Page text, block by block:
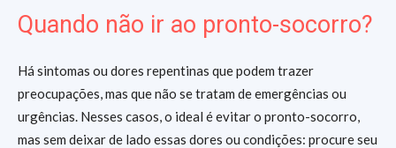
Quando não ir ao pronto-socorro?
Há sintomas ou dores repentinas que podem trazer
preocupações, mas que não se tratam de emergências ou
urgências. Nesses casos, o ideal é evitar o pronto-socorro,
mas sem deixar de lado essas dores ou condições: procure seu